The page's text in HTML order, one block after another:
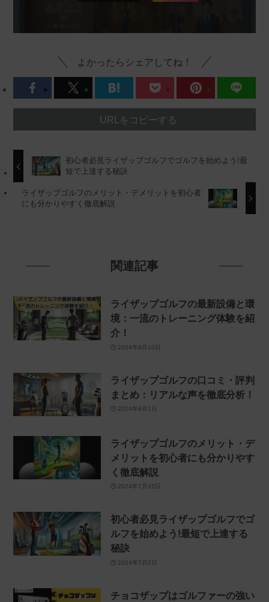
よかったらシェアしてね！
URLをコピーする
初心者必見ライザップゴルフでゴルフを始めよう!最
短で上達する秘訣
ライザップゴルフのメリット・デメリットを初心者
にも分かりやすく徹底解説
関連記事
ライザップゴルフの最新設備と環
境：一流のトレーニング体験を紹
介！
2024年8月10日
ライザップゴルフの口コミ・評判
まとめ：リアルな声を徹底分析！
2024年8月1日
ライザップゴルフのメリット・デ
メリットを初心者にも分かりやす
く徹底解説
2024年7月15日
初心者必見ライザップゴルフでゴ
ルフを始めよう!最短で上達する
秘訣
2024年7月2日
チョコザップはゴルファーの強い